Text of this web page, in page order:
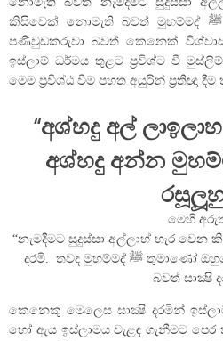
කිසිවෙක් නොමැති බවත් මුහම්මද් ﷺ තුමා අල්ලාහ්ගේ ගැත්තා හා
පණිවුඩකරුවා බවත් කෙනෙක්
ඉස්ලාම් ධර්මය තුළට ප‍්‍රවිශ්ට වී
මෙම ප‍්‍රවිශ්ඨ වීම පහත අයුරින් ප‍්‍රතිඥා
“අශ්හදු අල්
අශ්හදු අන්න
මෙහි
“නැමදීමට සුදුස්සා අල්ලාහ් හැර
දරමි. තවද මුහම්මද් ﷺ තුමාණෝ ඔහුගේ ගැත්තා හා පණිවුඩකරුවා
බවත් සාක්‍ෂි
කෙනෙකු මෙලෙස සාක්‍ෂි දරමින්
හෝ ඇය ඉස්ලාමය වැළඳ ගැනීමට